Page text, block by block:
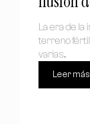
La era de la
terreno
varias...
Leer más